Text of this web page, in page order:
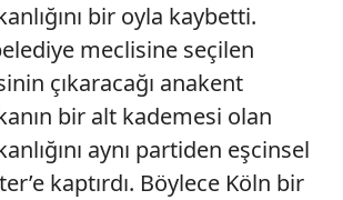
bir oyla kaybetti.
meclisine seçilen
çıkaracağı anakent
bir alt kademesi olan
aynı partiden eşcinsel
kaptırdı. Böylece Köln bir